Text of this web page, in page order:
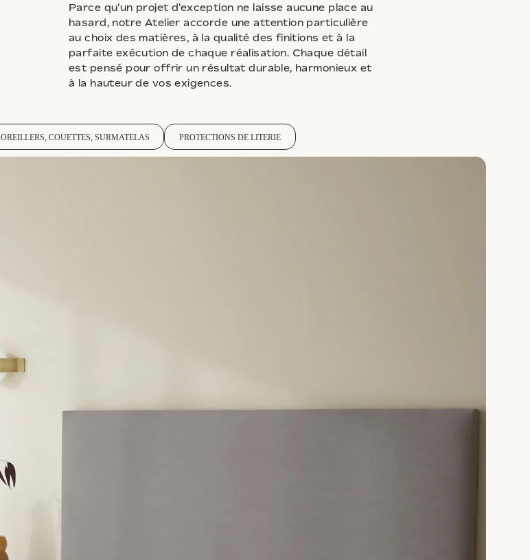
Parce qu'un projet d'exception ne laisse aucune place au
hasard, notre Atelier accorde une attention particulière
au choix des matières, à la qualité des finitions et à la
parfaite exécution de chaque réalisation. Chaque détail
est pensé pour offrir un résultat durable, harmonieux et
à la hauteur de vos exigences.
OREILLERS, COUETTES, SURMATELAS PROTECTIONS DE LITERIE